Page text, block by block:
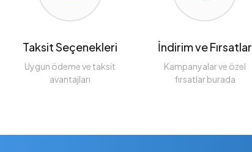
Taksit Seçenekleri
Uygun ödeme ve taksit
avantajları
İndirim ve Fırsatlar
Kampanyalar ve özel
fırsatlar burada